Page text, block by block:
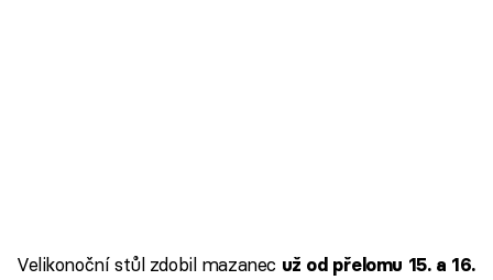
Velikonoční stůl zdobil mazanec už od přelomu 15. a 16.